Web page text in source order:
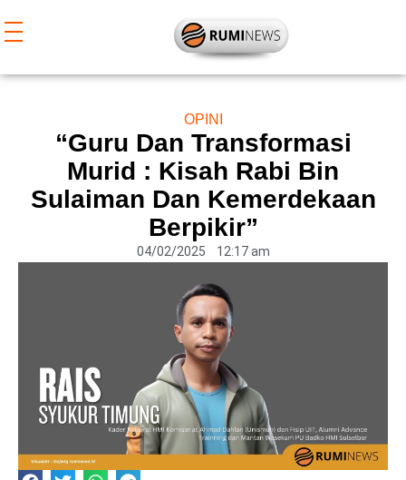
ke
OPINI
“Guru Dan Transformasi
Murid : Kisah Rabi Bin
Sulaiman Dan Kemerdekaan
Berpikir”
04/02/2025 12:17 am